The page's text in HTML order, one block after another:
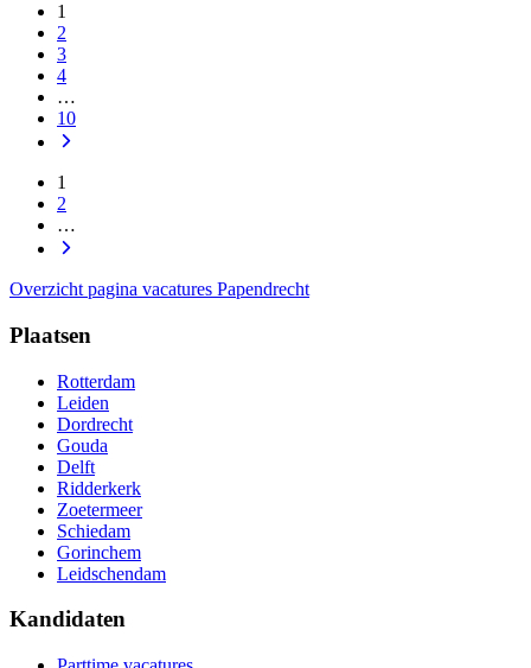
1
2
3
4
…
10
1
2
…
Overzicht pagina vacatures Papendrecht
Plaatsen
Rotterdam
Leiden
Dordrecht
Gouda
Delft
Ridderkerk
Zoetermeer
Schiedam
Gorinchem
Leidschendam
Kandidaten